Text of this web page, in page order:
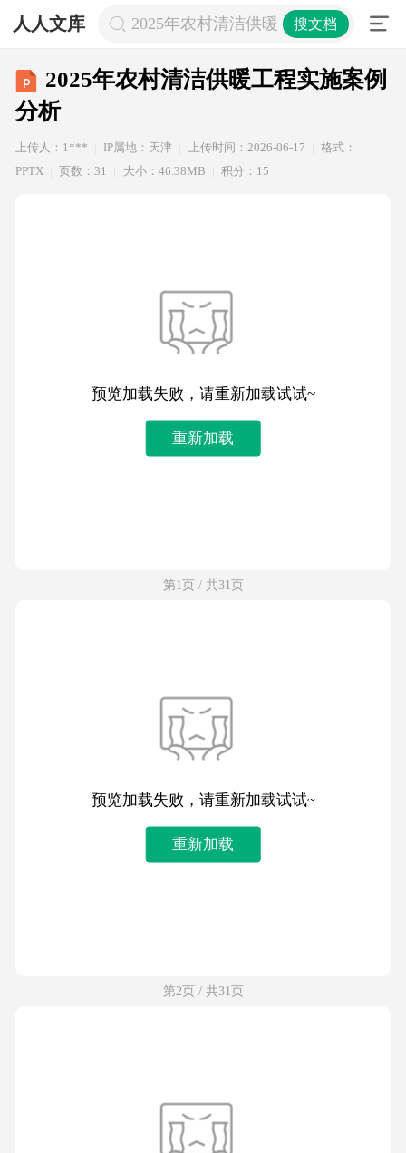
人人文库 2025年农村清洁供暖工程实施案例分
搜文档
2025年农村清洁供暖工程实施案例
分析
上传人：1*** IP属地：天津 上传时间：2026-06-17
格式：
PPTX
页数：31 大小：46.38MB 积分：15
预览加载失败，请重新加载试试~
重新加载
第1页 / 共31页
预览加载失败，请重新加载试试~
重新加载
第2页 / 共31页